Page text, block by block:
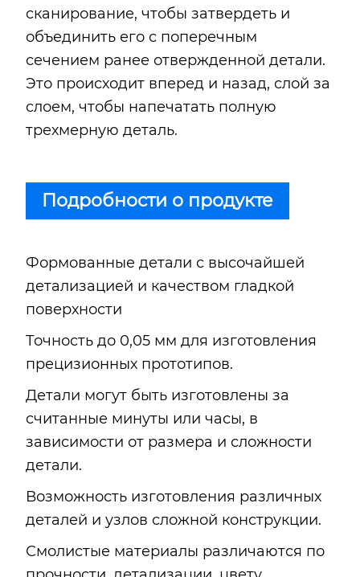
сканирование, чтобы затвердеть и
объединить его с поперечным
сечением ранее отвержденной детали.
Это происходит вперед и назад, слой за
слоем, чтобы напечатать полную
трехмерную деталь.
Подробности о продукте
Формованные детали с высочайшей
детализацией и качеством гладкой
поверхности
Точность до 0,05 мм для изготовления
прецизионных прототипов.
Детали могут быть изготовлены за
считанные минуты или часы, в
зависимости от размера и сложности
детали.
Возможность изготовления различных
деталей и узлов сложной конструкции.
Смолистые материалы различаются по